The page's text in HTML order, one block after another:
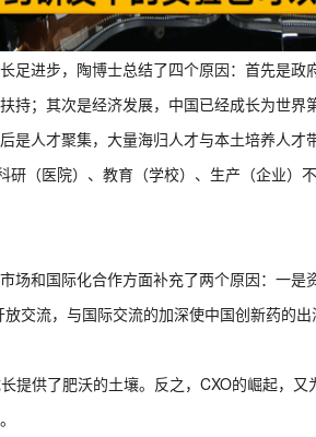
足进步，陶博士总结了四个原因：首先是
持；其次是经济发展，中国已经成长为世
是人才聚集，大量海归人才与本土培养人
研（医院）、教育（学校）、生产（企业）
场和国际化合作方面补充了两个原因：一
交流，与国际交流的加深使中国创新药的出
提供了肥沃的土壤。反之，CXO的崛起，